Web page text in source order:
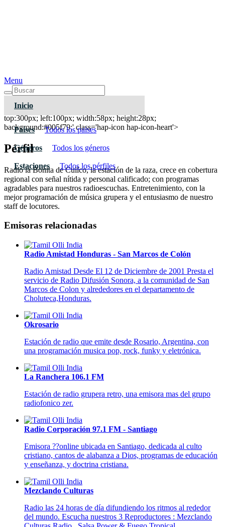
Menu
Inicio
Paises Todos los paises
Géneros Todos los géneros
Estaciones Todos los pérfiles
La Bonita de Cuilco
top:300px; left:100px; width:58px; height:28px;
background:#005f79;' class='hap-icon hap-icon-heart'>
Pérfil
Radio la Bonita de Cuilco, la estación de la raza, crece en cobertura
regional con señal nítida y personal calificado; con programas
agradables para nuestros radioescuchas. Entretenimiento, con la
mejor programación de música grupera y el entusiasmo de nuestro
staff de locutores.
Emisoras relacionadas
Radio Amistad Honduras - San Marcos de Colón
Radio Amistad Desde El 12 de Diciembre de 2001 Presta el
servicio de Radio Difusión Sonora, a la comunidad de San
Marcos de Colon y alrededores en el departamento de
Choluteca,Honduras.
Okrosario
Estación de radio que emite desde Rosario, Argentina, con
una programación musica pop, rock, funky y eletrónica.
La Ranchera 106.1 FM
Estación de radio grupera retro, una emisora mas del grupo
radiofonico zer.
Radio Corporación 97.1 FM - Santiago
Emisora ??online ubicada en Santiago, dedicada al culto
cristiano, cantos de alabanza a Dios, programas de educación
y enseñanza, y doctrina cristiana.
Mezclando Culturas
Radio las 24 horas de día difundiendo los ritmos al rededor
del mundo. Escucha nuestros 3 Reproductores : Mezclando